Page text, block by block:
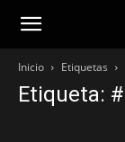
Noticias251
Inicio Etiquetas
Etiqueta: